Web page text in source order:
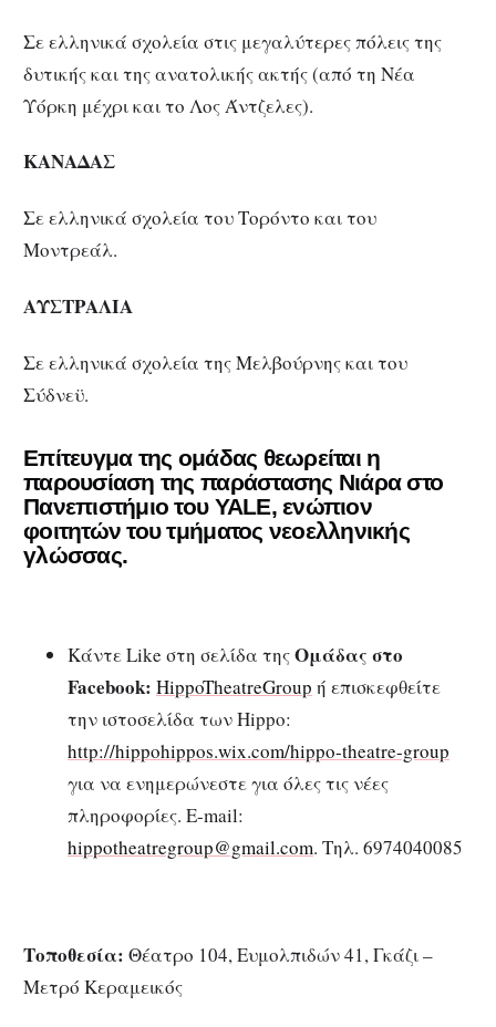
Σε ελληνικά σχολεία στις μεγαλύτερες πόλεις της
δυτικής και της ανατολικής ακτής (από τη Νέα
Υόρκη μέχρι και το Λος Άντζελες).
ΚΑΝΑΔΑΣ
Σε ελληνικά σχολεία του Τορόντο και του
Μοντρεάλ.
ΑΥΣΤΡΑΛΙΑ
Σε ελληνικά σχολεία της Μελβούρνης και του
Σύδνεϋ.
Επίτευγμα της ομάδας θεωρείται η
παρουσίαση της παράστασης Νιάρα στο
Πανεπιστήμιο του YALE, ενώπιον
φοιτητών του τμήματος νεοελληνικής
γλώσσας.
Κάντε Like στη σελίδα τηςΟμάδας στο
Facebook: HippoTheatreGroup ή επισκεφθείτε
την ιστοσελίδα των Hippo:
http://hippohippos.wix.com/hippo-theatre-group
για να ενημερώνεστε για όλες τις νέες
πληροφορίες. E-mail:
hippotheatregroup@gmail.com. Τηλ. 6974040085
Τοποθεσία: Θέατρο 104, Ευμολπιδών 41, Γκάζι –
Μετρό Κεραμεικός